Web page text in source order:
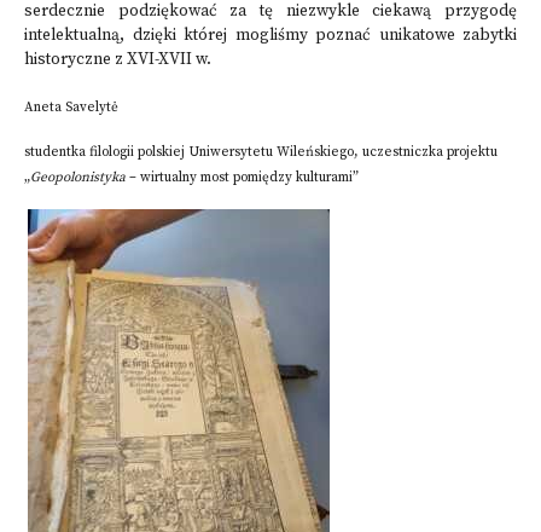
serdecznie podziękować za tę niezwykle ciekawą przygodę
intelektualną, dzięki której mogliśmy poznać unikatowe zabytki
historyczne z XVI-XVII w.
Aneta Savelytė
studentka filologii polskiej Uniwersytetu Wileńskiego, uczestniczka projektu
„Geopolonistyka – wirtualny most pomiędzy kulturami”